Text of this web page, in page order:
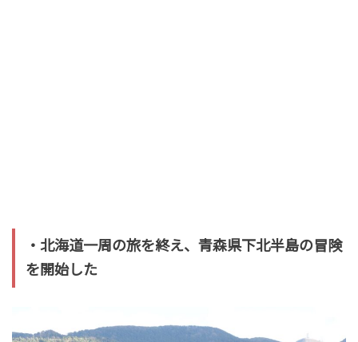
・北海道一周の旅を終え、青森県下北半島の冒険
を開始した